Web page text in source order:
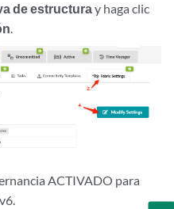
de estructuray haga clic
.
ACTIVADO para